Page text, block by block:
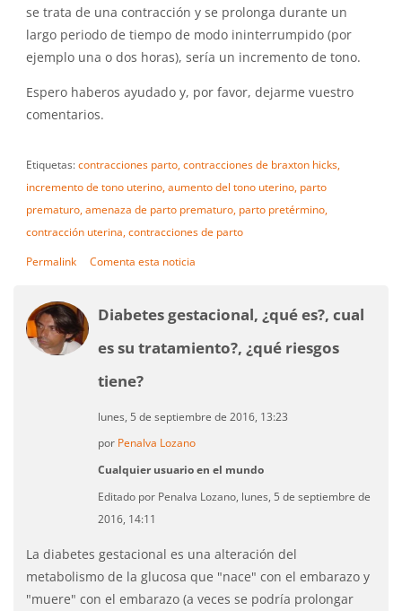
se trata de una contracción y se prolonga durante un
largo periodo de tiempo de modo ininterrumpido (por
ejemplo una o dos horas), sería un incremento de tono.
Espero haberos ayudado y, por favor, dejarme vuestro
comentarios.
Etiquetas:contracciones parto, contracciones de braxton hicks,
incremento de tono uterino, aumento del tono uterino, parto
prematuro, amenaza de parto prematuro, parto pretérmino,
contracción uterina, contracciones de parto
Permalink Comenta esta noticia
Diabetes gestacional, ¿qué es?, cual
es su tratamiento?, ¿qué riesgos
tiene?
lunes, 5 de septiembre de 2016, 13:23
por Penalva Lozano
Cualquier usuario en el mundo
Editado por Penalva Lozano, lunes, 5 de septiembre de
2016, 14:11
La diabetes gestacional es una alteración del
metabolismo de la glucosa que "nace" con el embarazo y
"muere" con el embarazo (a veces se podría prolongar